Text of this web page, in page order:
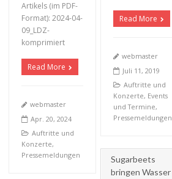
Artikels (im PDF-
Format): 2024-04-
09_LDZ-
komprimiert
Read More
webmaster
Apr. 20, 2024
Auftritte und
Konzerte,
Pressemeldungen
Read More
webmaster
Juli 11, 2019
Auftritte und
Konzerte, Events
und Termine,
Pressemeldungen
Sugarbeets
bringen Wasser